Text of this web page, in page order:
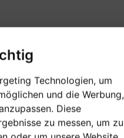
Technologien, um
und die Werbung,
Diese
zu messen, um zu